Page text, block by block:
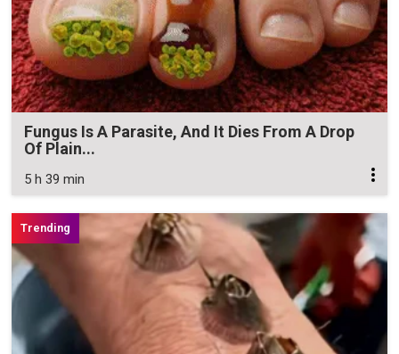
Fungus Is A Parasite, And It Dies From A Drop
Of Plain...
5 h 39 min